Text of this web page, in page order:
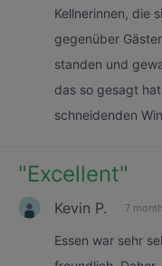
Kellnerinnen, die
gegenüber
standen und
das so gesagt
schneidenden
"Excellent"
Kevin P. 7
Essen war sehr